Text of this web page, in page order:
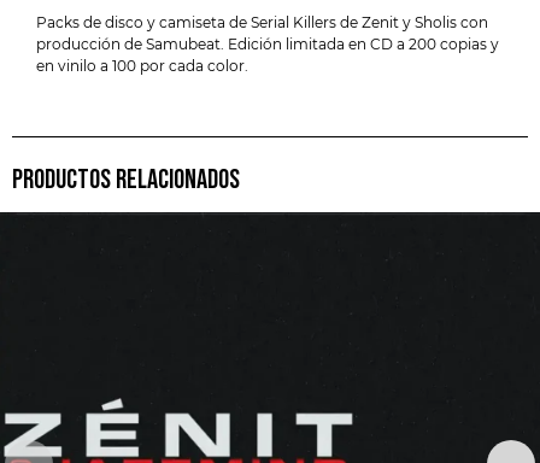
Packs de disco y camiseta de Serial Killers de Zenit y Sholis con
producción de Samubeat. Edición limitada en CD a 200 copias y
en vinilo a 100 por cada color.
PRODUCTOS RELACIONADOS